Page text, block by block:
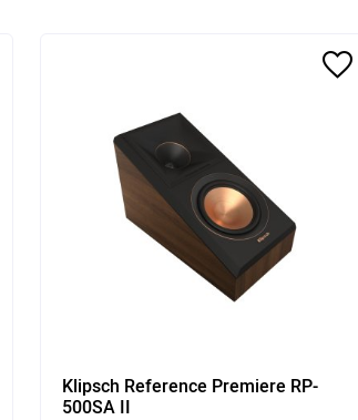
Klipsch Reference Premiere RP-
500SA II